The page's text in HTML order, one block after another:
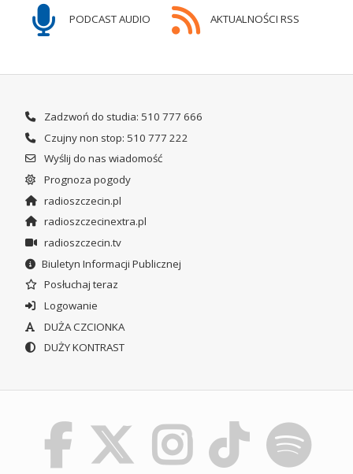
PODCAST AUDIO AKTUALNOŚCI RSS
Zadzwoń do studia: 510 777 666
Czujny non stop: 510 777 222
Wyślij do nas wiadomość
Prognoza pogody
radioszczecin.pl
radioszczecinextra.pl
radioszczecin.tv
Biuletyn Informacji Publicznej
Posłuchaj teraz
Logowanie
DUŻA CZCIONKA
DUŻY KONTRAST